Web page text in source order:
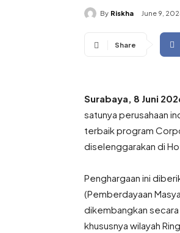
By Riskha June 9,
Share
Surabaya, 8 Juni
satunya perusahaan
terbaik program
diselenggarakan di
Penghargaan ini
(Pemberdayaan
dikembangkan
khususnya wilayah